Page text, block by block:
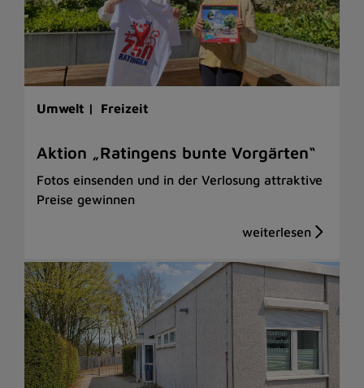
Umwelt | Freizeit
Aktion „Ratingens bunte Vorgärten“
Fotos einsenden und in der Verlosung attraktive
Preise gewinnen